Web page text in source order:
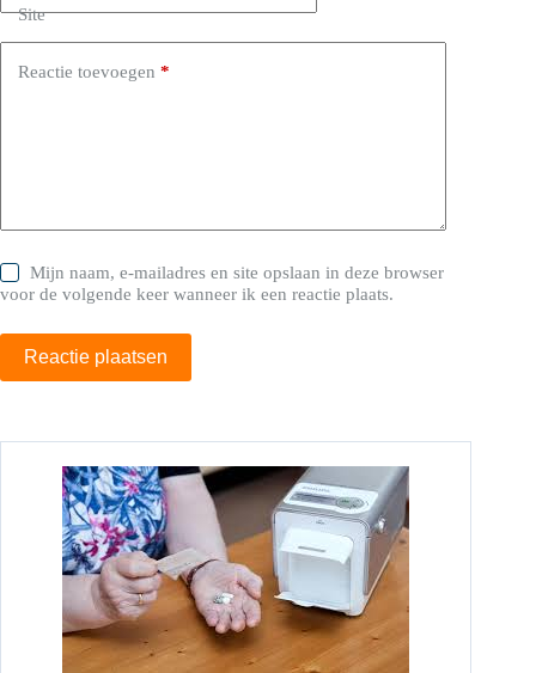
Site
Reactie toevoegen *
Mijn naam, e-mailadres en site opslaan in deze browser
voor de volgende keer wanneer ik een reactie plaats.
Reactie plaatsen